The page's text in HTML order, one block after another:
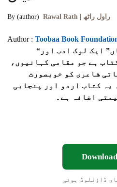
By (author) Rawal Rath | راول راٹھ
Author : Toobaa Book
“کد مکسن چھٹیاں قہر دیاں” ایک لوک ادب اور
ہے جو مقامی کہانیوں،
شاعری کو خوبصورت
یہ کتاب اردو اور پنجابی
اضافہ ہے۔
ڈاؤنلوڈ ہوئی